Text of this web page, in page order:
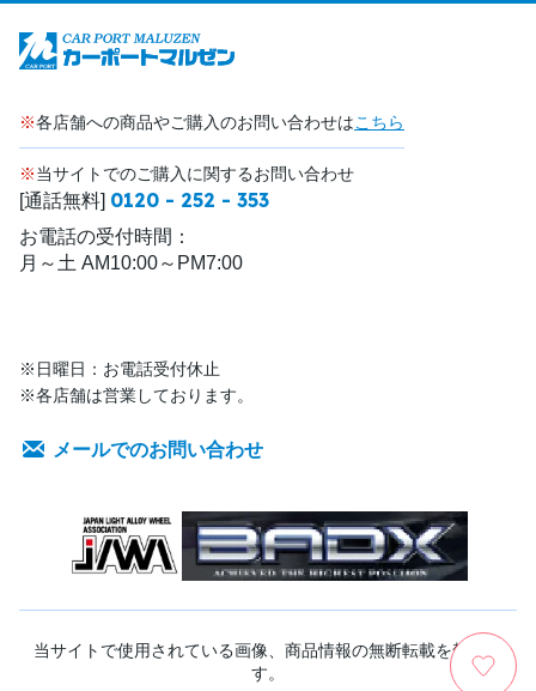
※各店舗への商品やご購入のお問い合わせはこちら
※当サイトでのご購入に関するお問い合わせ
[通話無料] 0120 - 252 - 353
お電話の受付時間：
月～土 AM10:00～PM7:00
※日曜日：お電話受付休止
※各店舗は営業しております。
メールでのお問い合わせ
当サイトで使用されている画像、商品情報の無断転載を禁じま
す。